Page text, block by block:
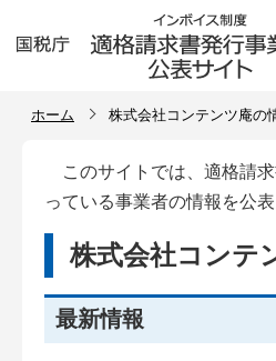
ホーム 株式会社コンテンツ庵の
このサイトでは、適格請
っている事業者の情報を公表
株式会社コンテ
最新情報